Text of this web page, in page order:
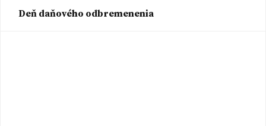
Deň daňového odbremenenia